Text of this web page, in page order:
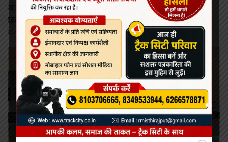
जर्जर सड़क और क्षतिग्रस्त पुल की समस्या को लेकर जोहार
छत्तीसगढ़ पार्टी का उग्र चक्का जाम, 4 घंटे तक थमा यातायात
August 7, 2026